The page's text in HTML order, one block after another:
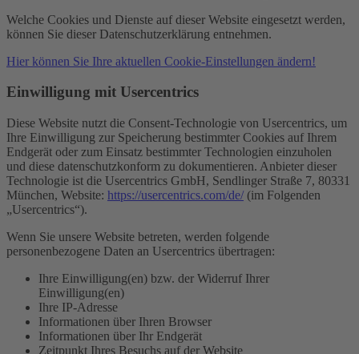
Welche Cookies und Dienste auf dieser Website eingesetzt werden,
können Sie dieser Datenschutzerklärung entnehmen.
Hier können Sie Ihre aktuellen Cookie-Einstellungen ändern!
Einwilligung mit Usercentrics
Diese Website nutzt die Consent-Technologie von Usercentrics, um
Ihre Einwilligung zur Speicherung bestimmter Cookies auf Ihrem
Endgerät oder zum Einsatz bestimmter Technologien einzuholen
und diese datenschutzkonform zu dokumentieren. Anbieter dieser
Technologie ist die Usercentrics GmbH, Sendlinger Straße 7, 80331
München, Website: https://usercentrics.com/de/ (im Folgenden
„Usercentrics“).
Wenn Sie unsere Website betreten, werden folgende
personenbezogene Daten an Usercentrics übertragen:
Ihre Einwilligung(en) bzw. der Widerruf Ihrer
Einwilligung(en)
Ihre IP-Adresse
Informationen über Ihren Browser
Informationen über Ihr Endgerät
Zeitpunkt Ihres Besuchs auf der Website